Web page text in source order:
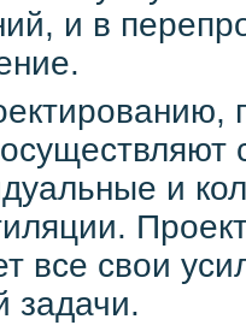
и в
и
все свои
задачи.